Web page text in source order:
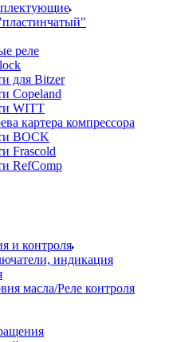
реле
для Bitzer
Copeland
WITT
картера компрессора
BOCK
Frascold
RefComp
и контроля
индикация
масла/Реле контроля